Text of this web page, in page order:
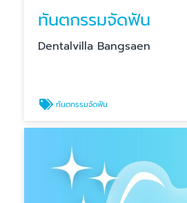
ทันตกรรมจัดฟัน
Dentalvilla Bangsaen
ทันตกรรมจัดฟัน